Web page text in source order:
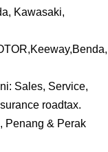
Kawasaki,
Sales, Service,
roadtax.
Penang & Perak